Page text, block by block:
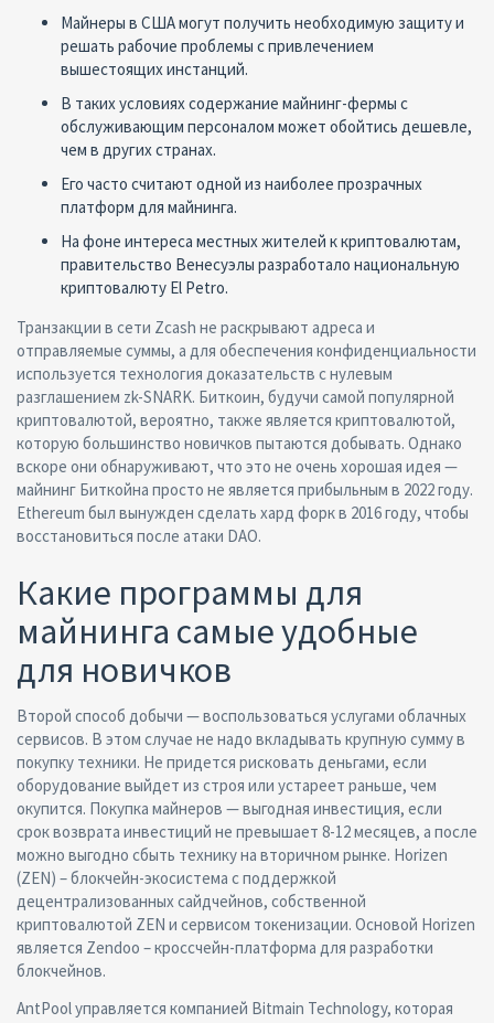
Майнеры в США могут получить необходимую защиту и
решать рабочие проблемы с привлечением
вышестоящих инстанций.
В таких условиях содержание майнинг-фермы с
обслуживающим персоналом может обойтись дешевле,
чем в других странах.
Его часто считают одной из наиболее прозрачных
платформ для майнинга.
На фоне интереса местных жителей к криптовалютам,
правительство Венесуэлы разработало национальную
криптовалюту El Petro.
Транзакции в сети Zcash не раскрывают адреса и
отправляемые суммы, а для обеспечения конфиденциальности
используется технология доказательств с нулевым
разглашением zk-SNARK. Биткоин, будучи самой популярной
криптовалютой, вероятно, также является криптовалютой,
которую большинство новичков пытаются добывать. Однако
вскоре они обнаруживают, что это не очень хорошая идея —
майнинг Биткойна просто не является прибыльным в 2022 году.
Ethereum был вынужден сделать хард форк в 2016 году, чтобы
восстановиться после атаки DAO.
Какие программы для
майнинга самые удобные
для новичков
Второй способ добычи — воспользоваться услугами облачных
сервисов. В этом случае не надо вкладывать крупную сумму в
покупку техники. Не придется рисковать деньгами, если
оборудование выйдет из строя или устареет раньше, чем
окупится. Покупка майнеров — выгодная инвестиция, если
срок возврата инвестиций не превышает 8-12 месяцев, а после
можно выгодно сбыть технику на вторичном рынке. Horizen
(ZEN) – блокчейн-экосистема с поддержкой
децентрализованных сайдчейнов, собственной
криптовалютой ZEN и сервисом токенизации. Основой Horizen
является Zendoo – кроссчейн-платформа для разработки
блокчейнов.
AntPool управляется компанией Bitmain Technology, которая